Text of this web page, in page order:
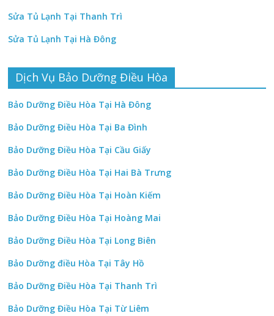
Sửa Tủ Lạnh Tại Thanh Trì
Sửa Tủ Lạnh Tại Hà Đông
Dịch Vụ Bảo Dưỡng Điều Hòa
Bảo Dưỡng Điều Hòa Tại Hà Đông
Bảo Dưỡng Điều Hòa Tại Ba Đình
Bảo Dưỡng Điều Hòa Tại Cầu Giấy
Bảo Dưỡng Điều Hòa Tại Hai Bà Trưng
Bảo Dưỡng Điều Hòa Tại Hoàn Kiếm
Bảo Dưỡng Điều Hòa Tại Hoàng Mai
Bảo Dưỡng Điều Hòa Tại Long Biên
Bảo Dưỡng điều Hòa Tại Tây Hồ
Bảo Dưỡng Điều Hòa Tại Thanh Trì
Bảo Dưỡng Điều Hòa Tại Từ Liêm